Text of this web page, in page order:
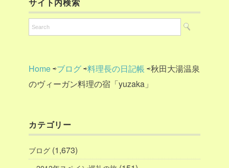
Home⇨ブログ⇨料理長の日記帳 ⇨秋田大湯温泉
のヴィーガン料理の宿「yuzaka」
カテゴリー
ブログ (1,673)